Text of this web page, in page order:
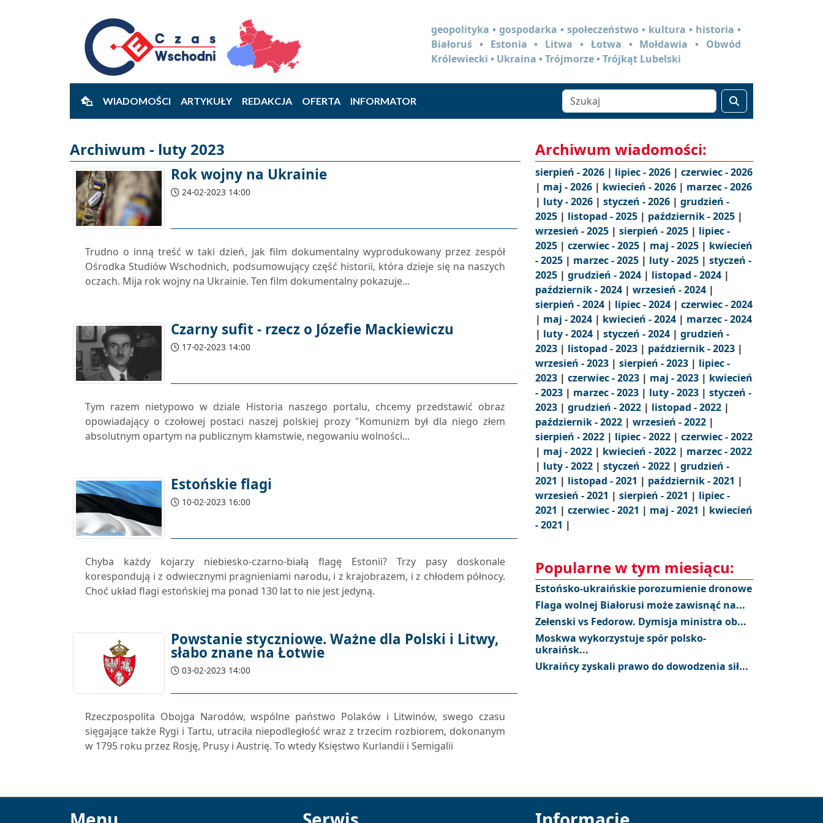
geopolityka • gospodarka • społeczeństwo • kultura • historia •
Białoruś • Estonia • Litwa • Łotwa • Mołdawia • Obwód
Królewiecki • Ukraina • Trójmorze • Trójkąt Lubelski
WIADOMOŚCI ARTYKUŁY REDAKCJA OFERTA INFORMATOR
Archiwum - luty 2023
Rok wojny na Ukrainie
24-02-2023 14:00
Trudno o inną treść w taki dzień, jak film dokumentalny wyprodukowany przez zespół
Ośrodka Studiów Wschodnich, podsumowujący część historii, która dzieje się na naszych
oczach. Mija rok wojny na Ukrainie. Ten film dokumentalny pokazuje...
Czarny sufit - rzecz o Józefie Mackiewiczu
17-02-2023 14:00
Tym razem nietypowo w dziale Historia naszego portalu, chcemy przedstawić obraz
opowiadający o czołowej postaci naszej polskiej prozy "Komunizm był dla niego złem
absolutnym opartym na publicznym kłamstwie, negowaniu wolności...
Estońskie flagi
10-02-2023 16:00
Chyba każdy kojarzy niebiesko-czarno-białą flagę Estonii? Trzy pasy doskonale
korespondują i z odwiecznymi pragnieniami narodu, i z krajobrazem, i z chłodem północy.
Choć układ flagi estońskiej ma ponad 130 lat to nie jest jedyną.
Powstanie styczniowe. Ważne dla Polski i Litwy,
słabo znane na Łotwie
03-02-2023 14:00
Rzeczpospolita Obojga Narodów, wspólne państwo Polaków i Litwinów, swego czasu
sięgające także Rygi i Tartu, utraciła niepodległość wraz z trzecim rozbiorem, dokonanym
w 1795 roku przez Rosję, Prusy i Austrię. To wtedy Księstwo Kurlandii i Semigalii
Archiwum wiadomości:
sierpień - 2026 | lipiec - 2026 | czerwiec - 2026
| maj - 2026 | kwiecień - 2026 | marzec - 2026
| luty - 2026 | styczeń - 2026 | grudzień -
2025 | listopad - 2025 | październik - 2025 |
wrzesień - 2025 | sierpień - 2025 | lipiec -
2025 | czerwiec - 2025 | maj - 2025 | kwiecień
- 2025 | marzec - 2025 | luty - 2025 | styczeń -
2025 | grudzień - 2024 | listopad - 2024 |
październik - 2024 | wrzesień - 2024 |
sierpień - 2024 | lipiec - 2024 | czerwiec - 2024
| maj - 2024 | kwiecień - 2024 | marzec - 2024
| luty - 2024 | styczeń - 2024 | grudzień -
2023 | listopad - 2023 | październik - 2023 |
wrzesień - 2023 | sierpień - 2023 | lipiec -
2023 | czerwiec - 2023 | maj - 2023 | kwiecień
- 2023 | marzec - 2023 | luty - 2023 | styczeń -
2023 | grudzień - 2022 | listopad - 2022 |
październik - 2022 | wrzesień - 2022 |
sierpień - 2022 | lipiec - 2022 | czerwiec - 2022
| maj - 2022 | kwiecień - 2022 | marzec - 2022
| luty - 2022 | styczeń - 2022 | grudzień -
2021 | listopad - 2021 | październik - 2021 |
wrzesień - 2021 | sierpień - 2021 | lipiec -
2021 | czerwiec - 2021 | maj - 2021 | kwiecień
- 2021 |
Popularne w tym miesiącu:
Estońsko-ukraińskie porozumienie dronowe
Flaga wolnej Białorusi może zawisnąć na...
Zełenski vs Fedorow. Dymisja ministra ob...
Moskwa wykorzystuje spór polsko-
ukraińsk...
Ukraińcy zyskali prawo do dowodzenia sił...